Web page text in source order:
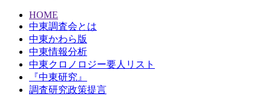
HOME
中東調査会とは
中東かわら版
中東情報分析
中東クロノロジー要人リスト
『中東研究』
調査研究政策提言